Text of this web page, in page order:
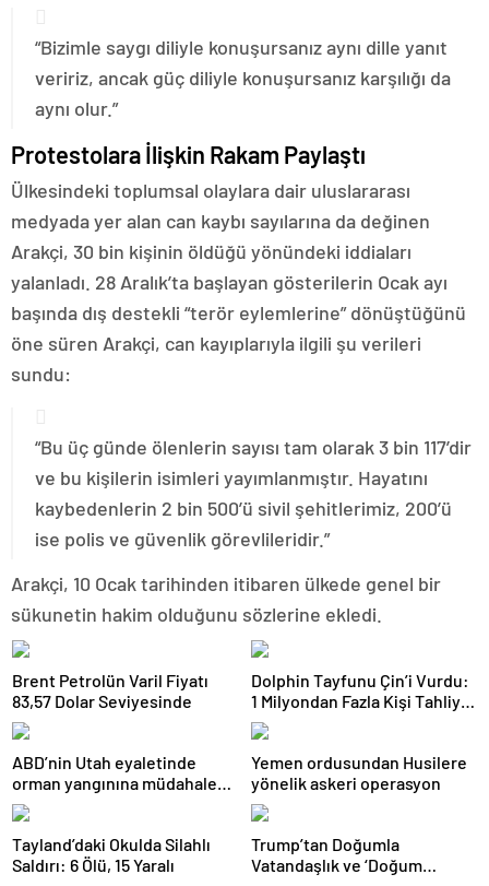
“Bizimle saygı diliyle konuşursanız aynı dille yanıt
veririz, ancak güç diliyle konuşursanız karşılığı da
aynı olur.”
Protestolara İlişkin Rakam Paylaştı
Ülkesindeki toplumsal olaylara dair uluslararası
medyada yer alan can kaybı sayılarına da değinen
Arakçi, 30 bin kişinin öldüğü yönündeki iddiaları
yalanladı. 28 Aralık’ta başlayan gösterilerin Ocak ayı
başında dış destekli “terör eylemlerine” dönüştüğünü
öne süren Arakçi, can kayıplarıyla ilgili şu verileri
sundu:
“Bu üç günde ölenlerin sayısı tam olarak 3 bin 117’dir
ve bu kişilerin isimleri yayımlanmıştır. Hayatını
kaybedenlerin 2 bin 500’ü sivil şehitlerimiz, 200’ü
ise polis ve güvenlik görevlileridir.”
Arakçi, 10 Ocak tarihinden itibaren ülkede genel bir
sükunetin hakim olduğunu sözlerine ekledi.
Brent Petrolün Varil Fiyatı
83,57 Dolar Seviyesinde
Dolphin Tayfunu Çin’i Vurdu:
1 Milyondan Fazla Kişi Tahliye
Edildi
ABD’nin Utah eyaletinde
orman yangınına müdahale
eden helikopter düştü
Yemen ordusundan Husilere
yönelik askeri operasyon
Tayland’daki Okulda Silahlı
Saldırı: 6 Ölü, 15 Yaralı
Trump’tan Doğumla
Vatandaşlık ve ‘Doğum